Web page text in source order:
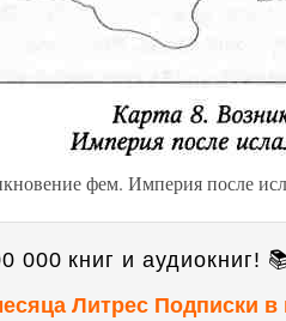
фем. Империя после
000 книг и аудиокниг!
Литрес Подписки в